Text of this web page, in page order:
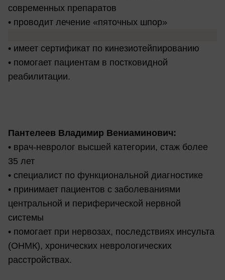
современных препаратов
• проводит лечение «пяточных шпор»
• имеет сертификат по кинезиотейпированию
• помогает пациентам в постковидной
реабилитации.
Пантелеев Владимир Вениаминович:
• врач-невролог высшей категории, стаж более
35 лет
• специалист по функциональной диагностике
• принимает пациентов с заболеваниями
центральной и периферической нервной
системы
• помогает при нервозах, последствиях инсульта
(ОНМК), хронических неврологических
расстройствах.